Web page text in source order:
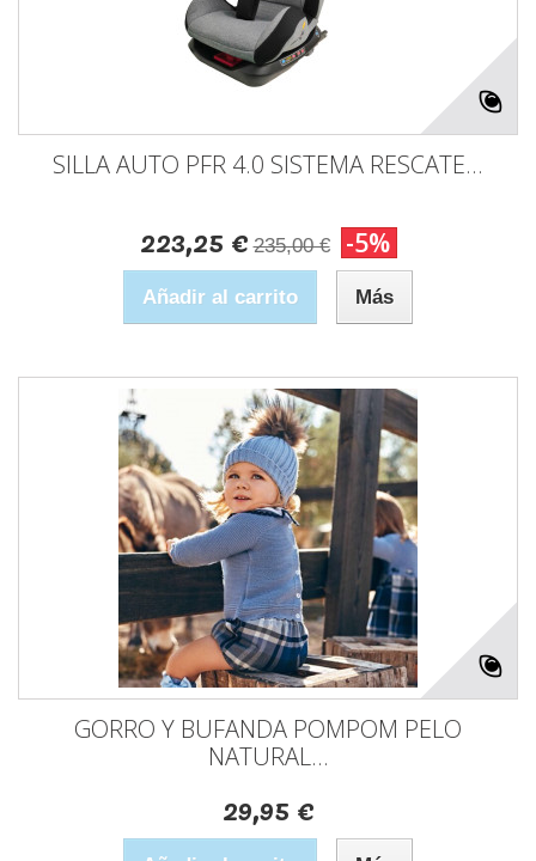
SILLA AUTO PFR 4.0 SISTEMA RESCATE...
223,25 € 235,00 € -5%
Añadir al carrito Más
GORRO Y BUFANDA POMPOM PELO
NATURAL...
29,95 €